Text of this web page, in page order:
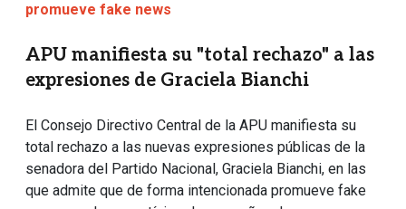
promueve fake news
APU manifiesta su "total rechazo" a las
expresiones de Graciela Bianchi
El Consejo Directivo Central de la APU manifiesta su
total rechazo a las nuevas expresiones públicas de la
senadora del Partido Nacional, Graciela Bianchi, en las
que admite que de forma intencionada promueve fake